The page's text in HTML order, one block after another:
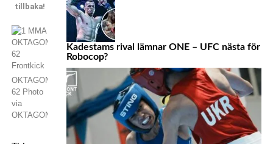
tillbaka!
OKTAGON
62 Photo
via
OKTAGON
Kadestams rival lämnar ONE – UFC nästa för
Robocop?